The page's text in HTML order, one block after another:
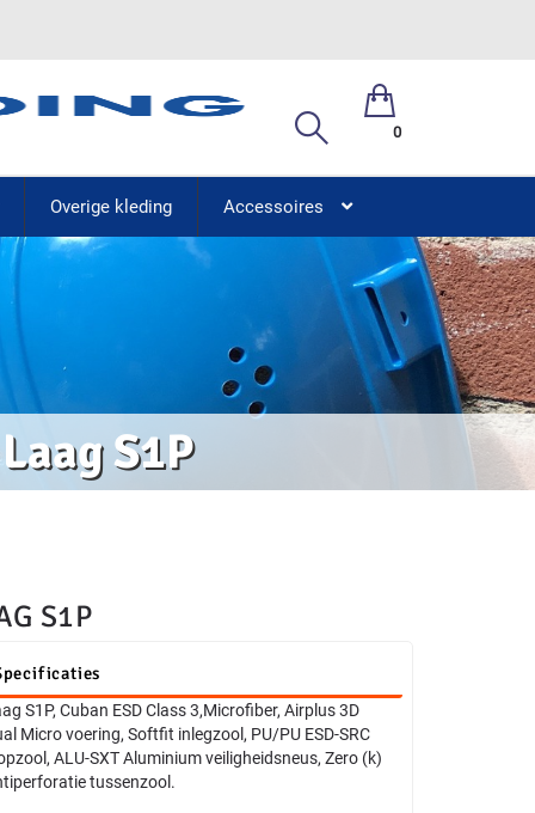
0
Overige kleding Accessoires
S1P
S1P
S1P, Cuban ESD Class 3,Microfiber, Airplus 3D
Micro voering, Softfit inlegzool, PU/PU ESD-SRC
ALU-SXT Aluminium veiligheidsneus, Zero (k)
tussenzool.